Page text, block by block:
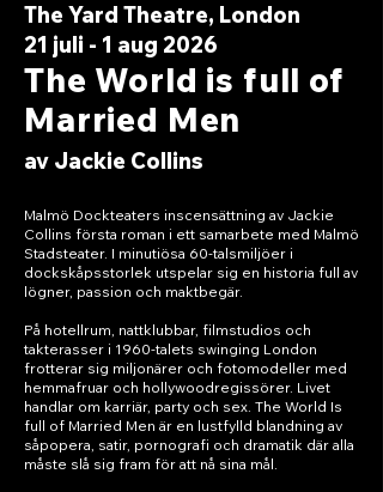
The Yard Theatre, London
21 juli - 1 aug 2026
The World is full of
Married Men
av Jackie Collins
Malmö Dockteaters inscensättning av Jackie
Collins första roman i ett samarbete med Malmö
Stadsteater. I minutiösa 60-talsmiljöer i
dockskåpsstorlek utspelar sig en historia full av
lögner, passion och maktbegär.
På hotellrum, nattklubbar, filmstudios och
takterasser i 1960-talets swinging London
frotterar sig miljonärer och fotomodeller med
hemmafruar och hollywoodregissörer. Livet
handlar om karriär, party och sex. The World Is
full of Married Men är en lustfylld blandning av
såpopera, satir, pornografi och dramatik där alla
måste slå sig fram för att nå sina mål.